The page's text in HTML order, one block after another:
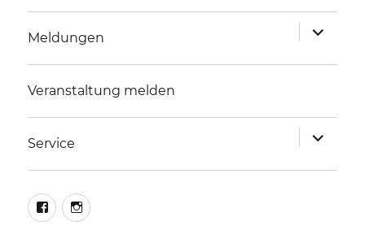
Meldungen
anzeigen
Veranstaltung melden
Service
anzeigen
facebookinstagram